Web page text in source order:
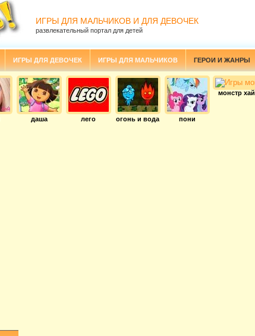
ИГРЫ ДЛЯ МАЛЬЧИКОВ И ДЛЯ ДЕВОЧЕК
развлекательный портал для детей
ИГРЫ ДЛЯ ДЕВОЧЕК ИГРЫ ДЛЯ МАЛЬЧИКОВ ГЕРОИ И ЖАНРЫ
даша лего огонь и вода пони
монстр хай